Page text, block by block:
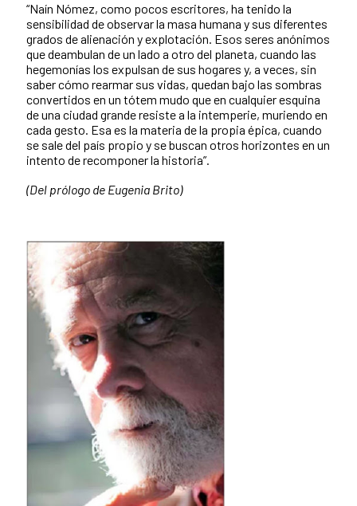
“Naín Nómez, como pocos escritores, ha tenido la
sensibilidad de observar la masa humana y sus diferentes
grados de alienación y explotación. Esos seres anónimos
que deambulan de un lado a otro del planeta, cuando las
hegemonías los expulsan de sus hogares y, a veces, sin
saber cómo rearmar sus vidas, quedan bajo las sombras
convertidos en un tótem mudo que en cualquier esquina
de una ciudad grande resiste a la intemperie, muriendo en
cada gesto. Esa es la materia de la propia épica, cuando
se sale del país propio y se buscan otros horizontes en un
intento de recomponer la historia”.
(Del prólogo de Eugenia Brito)